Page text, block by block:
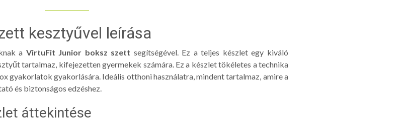
kesztyűvel leírása
a VirtuFit Junior boksz szett segítségével. Ez a teljes készlet egy kiváló
tartalmaz, kifejezetten gyermekek számára. Ez a készlet tökéletes a technika
gyakorlatok gyakorlására. Ideális otthoni használatra, mindent tartalmaz, amire a
és biztonságos edzéshez.
áttekintése